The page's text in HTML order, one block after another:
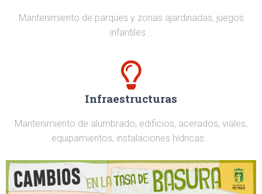
Mantenimiento de parques y zonas ajardinadas, juegos
infantiles...
Infraestructuras
Mantenimiento de alumbrado, edificios, acerados, viales,
equipamientos, instalaciones hídricas...